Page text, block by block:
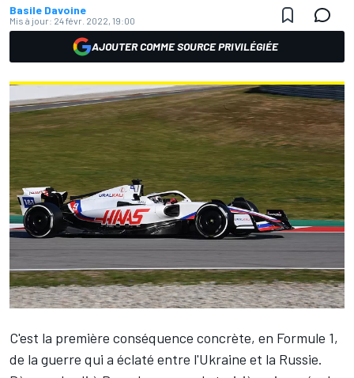
Basile Davoine
Mis à jour: 24 févr. 2022, 19:00
AJOUTER COMME SOURCE PRIVILÉGIÉE
C'est la première conséquence concrète, en Formule 1,
de la guerre qui a éclaté entre l'Ukraine et la Russie.